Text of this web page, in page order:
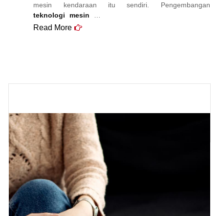
mesin kendaraan itu sendiri. Pengembangan
teknologi mesin
Read More